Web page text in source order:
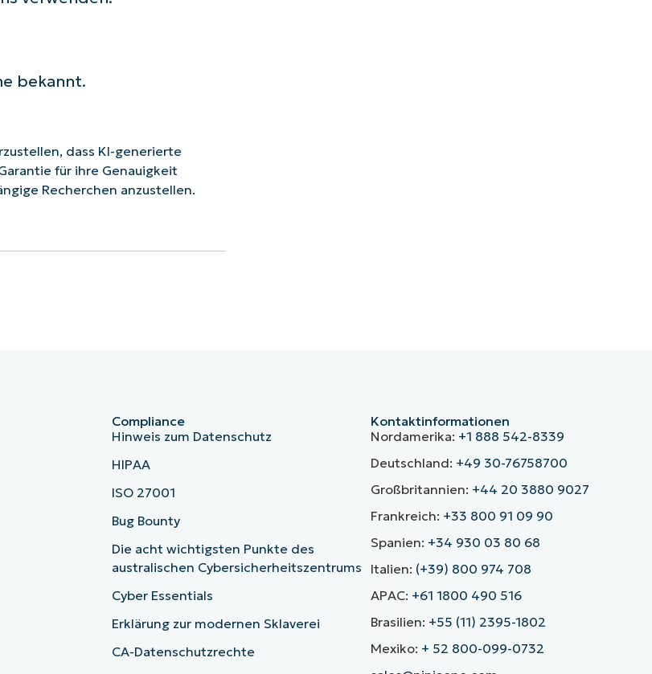
bekannt.
dass KI-generierte
für ihre Genauigkeit
Recherchen anzustellen.
Compliance
Hinweis zum Datenschutz
HIPAA
ISO 27001
Bug Bounty
Die acht wichtigsten Punkte des
australischen Cybersicherheitszentrums
Cyber Essentials
Erklärung zur modernen Sklaverei
CA-Datenschutzrechte
Kontaktinformationen
Nordamerika: +1 888 542-8339
Deutschland: +49 30-76758700
Großbritannien: +44 20 3880 9027
Frankreich: +33 800 91 09 90
Spanien: +34 930 03 80 68
Italien: (+39) 800 974 708
APAC: +61 1800 490 516
Brasilien: +55 (11) 2395-1802
Mexiko: + 52 800-099-0732